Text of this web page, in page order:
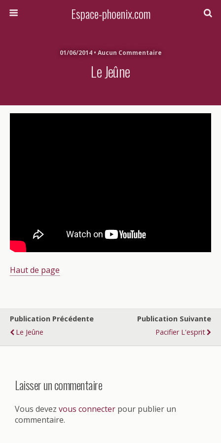
Espace-phoenix.com
01/06/2014 • Aucun Commentaire
Le Jeûne
Haut de page
Publication Précédente
Le Jeûne
Publication Suivante
Pacifier L'esprit
Laisser un commentaire
Vous devez vous connecter pour publier un
commentaire.